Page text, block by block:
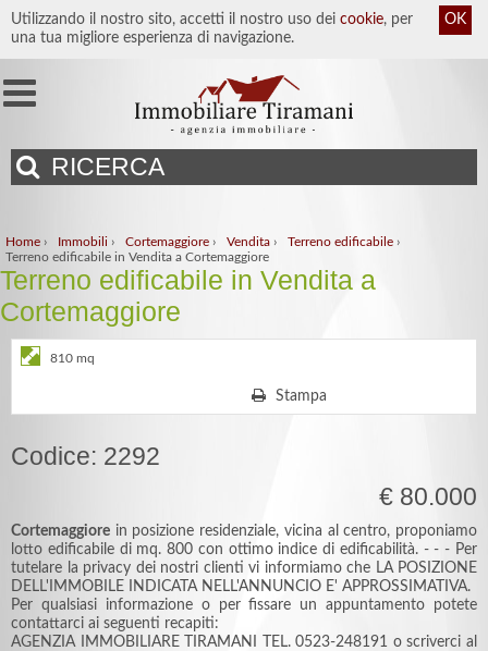
Utilizzando il nostro sito, accetti il nostro uso dei cookie, per
una tua migliore esperienza di navigazione.
OK
RICERCA
Home › Immobili › Cortemaggiore › Vendita › Terreno edificabile ›
Terreno edificabile in Vendita a Cortemaggiore
Terreno edificabile in Vendita a
Cortemaggiore
810 mq
Stampa
Codice: 2292
€ 80.000
Cortemaggiore in posizione residenziale, vicina al centro, proponiamo
lotto edificabile di mq. 800 con ottimo indice di edificabilità. - - - Per
tutelare la privacy dei nostri clienti vi informiamo che LA POSIZIONE
DELL'IMMOBILE INDICATA NELL'ANNUNCIO E' APPROSSIMATIVA.
Per qualsiasi informazione o per fissare un appuntamento potete
contattarci ai seguenti recapiti:
AGENZIA IMMOBILIARE TIRAMANI TEL. 0523-248191 o scriverci al